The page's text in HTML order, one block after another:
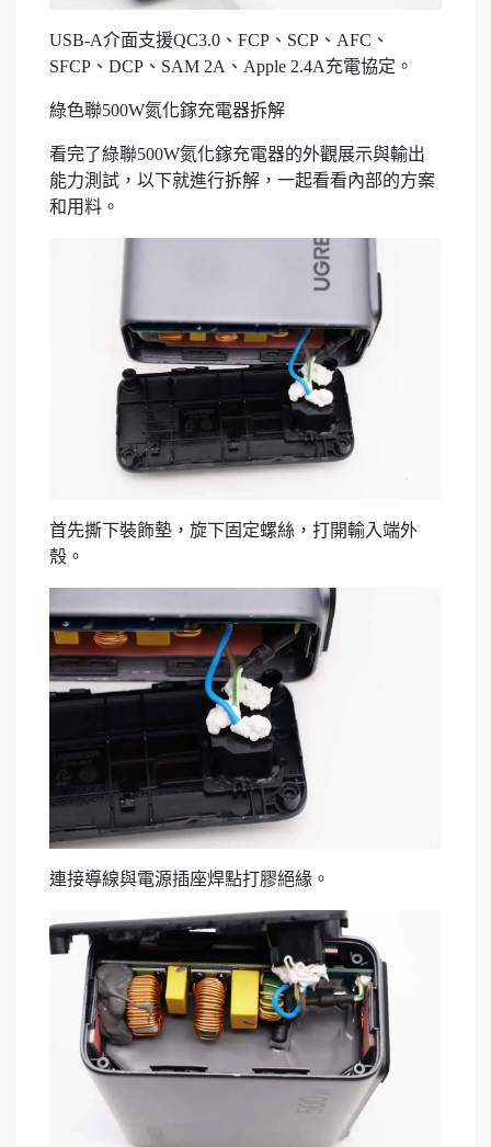
USB-A介面支援QC3.0、FCP、SCP、AFC、
SFCP、DCP、SAM 2A、Apple 2.4A充電協定。
綠色聯500W氮化鎵充電器拆解
看完了綠聯500W氮化鎵充電器的外觀展示與輸出
能力測試，以下就進行拆解，一起看看內部的方案
和用料。
首先撕下裝飾墊，旋下固定螺絲，打開輸入端外
殼。
連接導線與電源插座焊點打膠絕緣。